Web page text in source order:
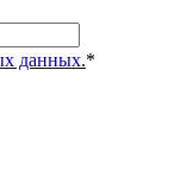
данных.*